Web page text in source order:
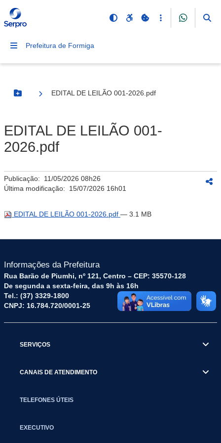
Prefeitura de Formiga
Botão Menu
EDITAL DE LEILÃO 001-2026.pdf
EDITAL DE LEILÃO 001-
2026.pdf
Publicação: 11/05/2026 08h26
Última modificação: 15/07/2026 16h01
EDITAL DE LEILÃO 001-2026.pdf — 3.1 MB
Informações da Prefeitura
Rua Barão de Piumhi, nº 121, Centro – CEP: 35570-128
De segunda a sexta-feira, das 9h às 16h
Tel.: (37) 3329-1800
CNPJ: 16.784.720/0001-25
SERVIÇOS
CANAIS DE ATENDIMENTO
TELEFONES ÚTEIS
EXECUTIVO